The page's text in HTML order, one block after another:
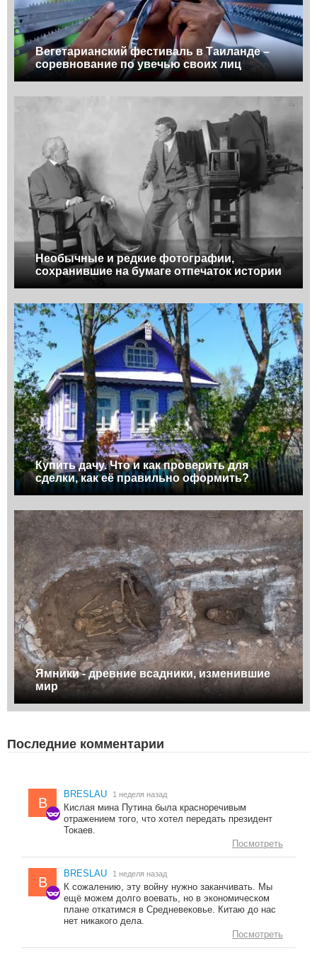
Вегетарианский фестиваль в Таиланде –
соревнование по увечью своих лиц
Необычные и редкие фотографии,
сохранившие на бумаге отпечаток истории
Купить дачу. Что и как проверить для
сделки, как её правильно оформить?
Ямники - древние всадники, изменившие
мир
Последние комментарии
B
BRESLAU 1 неделя назад
Кислая мина Путина была красноречивым
отражением того, что хотел передать президент
Токаев.
Посмотреть
B
BRESLAU 1 неделя назад
К сожалению, эту войну нужно заканчивать. Мы
ещё можем долго воевать, но в экономическом
плане откатимся в Средневековье. Китаю до нас
нет никакого дела.
Посмотреть